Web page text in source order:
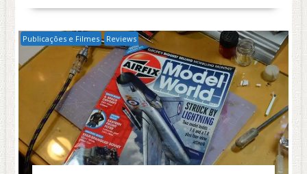
Publicações e Filmes Reviews